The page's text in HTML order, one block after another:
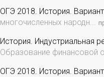
ОГЭ 2018. История.
многочисленных народн...
История. Индустриальная
Образование финансовой
ОГЭ 2018. История.